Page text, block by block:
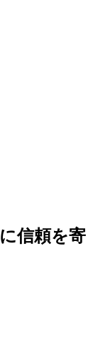
信頼を寄